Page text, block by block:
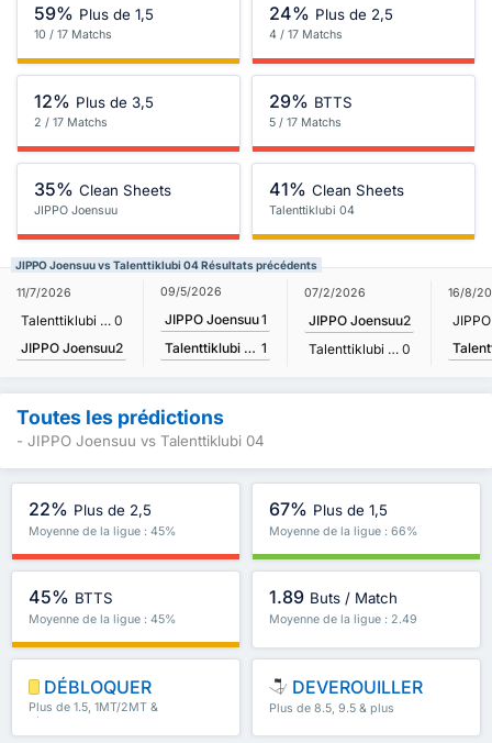
59% Plus de 1,5
10 / 17 Matchs
24% Plus de 2,5
4 / 17 Matchs
12% Plus de 3,5
2 / 17 Matchs
29% BTTS
5 / 17 Matchs
35% Clean Sheets
JIPPO Joensuu
41% Clean Sheets
Talenttiklubi 04
JIPPO Joensuu vs Talenttiklubi 04 Résultats précédents
11/7/2026
Talenttiklubi 04 0
JIPPO Joensuu2
09/5/2026
JIPPO Joensuu1
Talenttiklubi 04 1
07/2/2026
JIPPO Joensuu2
Talenttiklubi 04 0
16/8/
Toutes les prédictions
- JIPPO Joensuu vs Talenttiklubi 04
22% Plus de 2,5
Moyenne de la ligue : 45%
67% Plus de 1,5
Moyenne de la ligue : 66%
45% BTTS
Moyenne de la ligue : 45%
1.89 Buts / Match
Moyenne de la ligue : 2.49
DÉBLOQUER
Plus de 1.5, 1MT/2MT &
plus
DEVEROUILLER
Plus de 8.5, 9.5 & plus